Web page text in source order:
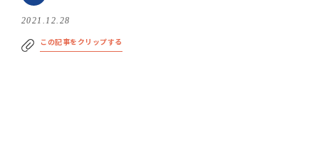
2021.12.28
この記事をクリップする